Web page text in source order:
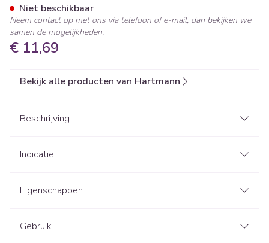
€ 11,69
Niet beschikbaar
Neem contact op met ons via telefoon of e-mail, dan bekijken we
samen de mogelijkheden.
Bekijk alle producten van Hartmann
Beschrijving
Indicatie
Eigenschappen
Gebruik